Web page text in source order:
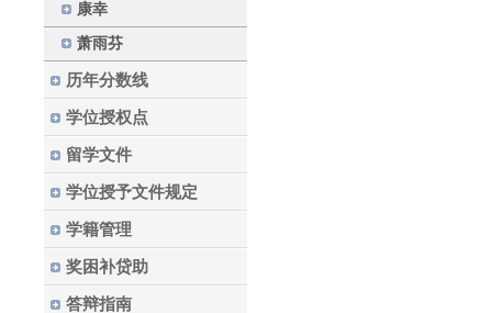
康幸
萧雨芬
历年分数线
学位授权点
留学文件
学位授予文件规定
学籍管理
奖困补贷助
答辩指南